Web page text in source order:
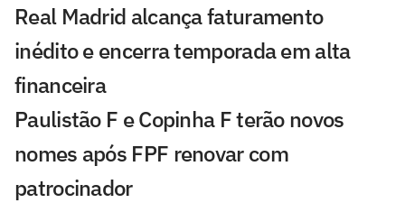
Real Madrid alcança faturamento
inédito e encerra temporada em alta
financeira
Paulistão F e Copinha F terão novos
nomes após FPF renovar com
patrocinador